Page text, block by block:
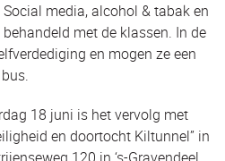
media, alcohol & tabak en
met de klassen. In de
en mogen ze een
18 juni is het vervolg met
en doortocht Kiltunnel” in